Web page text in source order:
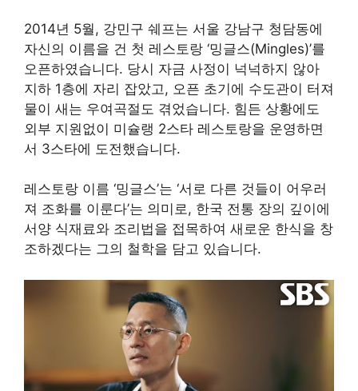
2014년 5월, 강민구 쉐프는 서울 강남구 청담동에
자신의 이름을 건 첫 레스토랑 ‘밍글스(Mingles)’를
오픈하였습니다. 당시 자금 사정이 넉넉하지 않아
지하 1층에 자리 잡았고, 오픈 초기에 수도관이 터져
물이 새는 우여곡절도 겪었습니다. 힘든 상황에도
외부 지원없이 미슐랭 2스타 레스토랑을 운영하면
서 3스타에 도전했습니다.
레스토랑 이름 ‘밍글스’는 ‘서로 다른 것들이 어우러
져 조화를 이룬다’는 의미로, 한국 전통 장의 깊이에
서양 식재료와 조리법을 접목하여 새로운 한식을 창
조하겠다는 그의 철학을 담고 있습니다.